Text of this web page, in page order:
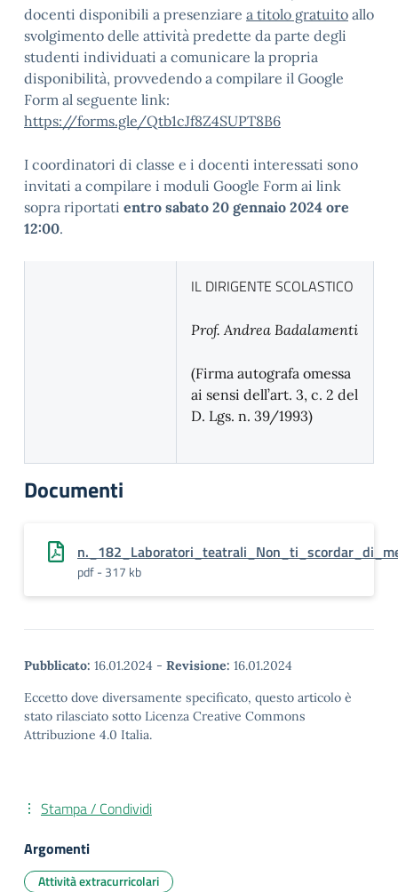
docenti disponibili a presenziare a titolo gratuito allo
svolgimento delle attività predette da parte degli
studenti individuati a comunicare la propria
disponibilità, provvedendo a compilare il Google
Form al seguente link:
https://forms.gle/Qtb1cJf8Z4SUPT8B6
I coordinatori di classe e i docenti interessati sono
invitati a compilare i moduli Google Form ai link
sopra riportati entro sabato 20 gennaio 2024 ore
12:00.
IL DIRIGENTE SCOLASTICO
Prof. Andrea Badalamenti
(Firma autografa omessa
ai sensi dell’art. 3, c. 2 del
D. Lgs. n. 39/1993)
Documenti
pdf - 317 kb
Pubblicato: 16.01.2024 - Revisione: 16.01.2024
Eccetto dove diversamente specificato, questo articolo è
stato rilasciato sotto Licenza Creative Commons
Attribuzione 4.0 Italia.
Stampa / Condividi
Argomenti
Attività extracurricolari